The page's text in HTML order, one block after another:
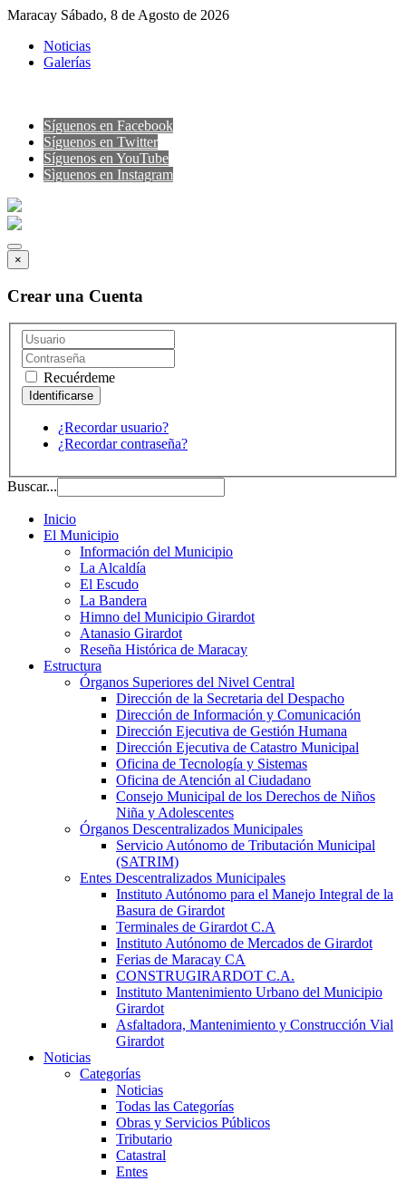
Maracay Sábado, 8 de Agosto de 2026
Noticias
Galerías
Síguenos en Facebook
Síguenos en Twitter
Síguenos en YouTube
Sìguenos en Instagram
×
Crear una Cuenta
Recuérdeme
¿Recordar usuario?
¿Recordar contraseña?
Buscar...
Inicio
El Municipio
Información del Municipio
La Alcaldía
El Escudo
La Bandera
Himno del Municipio Girardot
Atanasio Girardot
Reseña Histórica de Maracay
Estructura
Órganos Superiores del Nivel Central
Dirección de la Secretaria del Despacho
Dirección de Información y Comunicación
Dirección Ejecutiva de Gestión Humana
Dirección Ejecutiva de Catastro Municipal
Oficina de Tecnología y Sistemas
Oficina de Atención al Ciudadano
Consejo Municipal de los Derechos de Niños
Niña y Adolescentes
Órganos Descentralizados Municipales
Servicio Autónomo de Tributación Municipal
(SATRIM)
Entes Descentralizados Municipales
Instituto Autónomo para el Manejo Integral de la
Basura de Girardot
Terminales de Girardot C.A
Instituto Autónomo de Mercados de Girardot
Ferias de Maracay CA
CONSTRUGIRARDOT C.A.
Instituto Mantenimiento Urbano del Municipio
Girardot
Asfaltadora, Mantenimiento y Construcción Vial
Girardot
Noticias
Categorías
Noticias
Todas las Categorías
Obras y Servicios Públicos
Tributario
Catastral
Entes